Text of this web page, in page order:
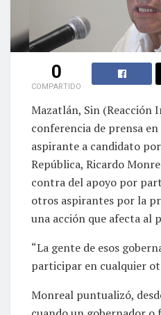
0
COMPARTIDO
Mazatlán, Sin (Reacción
conferencia de prensa
aspirante a candidato
República, Ricardo
contra del apoyo por
otros aspirantes por la
una acción que afecta al
“La gente de esos
participar en cualquier
Monreal puntualizó,